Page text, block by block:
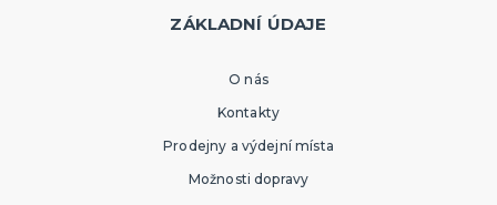
ZÁKLADNÍ ÚDAJE
O nás
Kontakty
Prodejny a výdejní místa
Možnosti dopravy